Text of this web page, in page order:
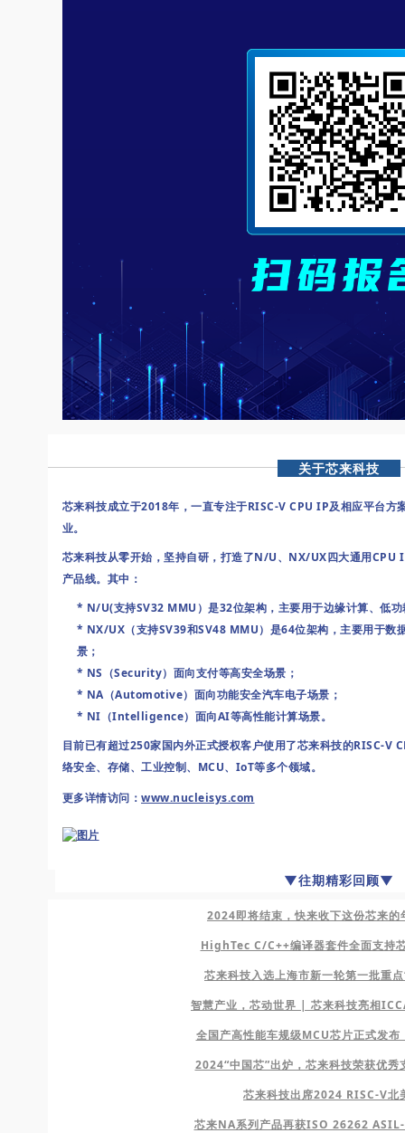
关于芯来科技
芯来科技成立于2018年，一直专注于RISC-V CPU IP及相应平台方
业。
芯来科技从零开始，坚持自研，打造了N/U、NX/UX四大通用
产品线。 其中：
* N/U(支持SV32 MMU）是32位架构，主要用于边缘计算、低
* NX/UX（支持SV39和SV48 MMU）是64位架构，主要用于数
景；
* NS（Security）面向支付等高安全场景；
* NA（Automotive）面向功能安全汽车电子场景；
* NI（Intelligence）面向AI等高性能计算场景。
目前已有超过250家国内外正式授权客户使用了芯来科技的RISC-V
络安全、存储、工业控制、MCU、IoT等多个领域。
更多详情访问： www.nucleisys.com
▼往期精彩回顾▼
2024即将结束，快来收下这份芯来的
HighTec C/C++编译器套件全面支持
芯来科技入选上海市新一轮第一批重
智慧产业，芯动世界 | 芯来科技亮相
全国产高性能车规级MCU芯片正式发布
2024“中国芯”出炉，芯来科技荣获优
芯来科技出席2024 RISC-V北
芯来NA系列产品再获ISO 26262